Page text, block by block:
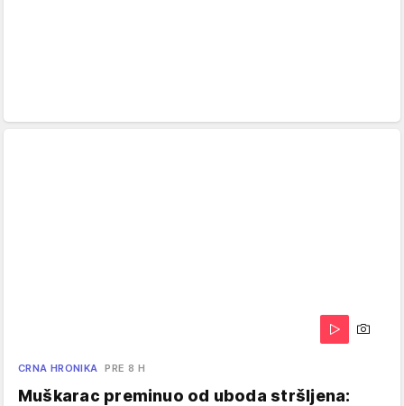
CRNA HRONIKA PRE 8 H
Muškarac preminuo od uboda stršljena: